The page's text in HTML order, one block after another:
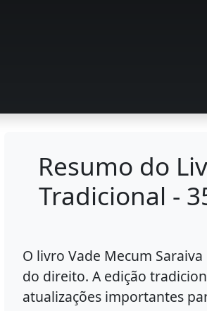
Resumo do
Tradicional -
O livro Vade Mecum
do direito. A edição
atualizações importantes